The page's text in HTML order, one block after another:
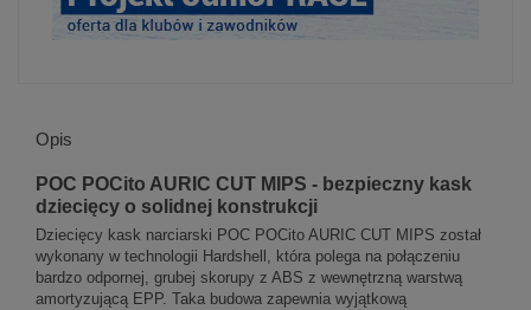
Opis
POC POCito AURIC CUT MIPS - bezpieczny kask
dziecięcy o solidnej konstrukcji
Dziecięcy kask narciarski POC POCito AURIC CUT MIPS został
wykonany w technologii Hardshell, która polega na połączeniu
bardzo odpornej, grubej skorupy z ABS z wewnętrzną warstwą
amortyzującą EPP. Taka budowa zapewnia wyjątkową